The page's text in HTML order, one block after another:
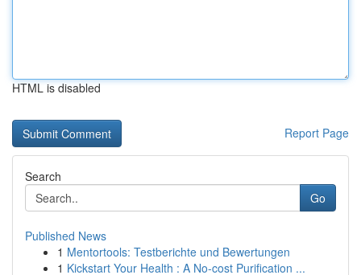
HTML is disabled
Report Page
Search
Go
Published News
1 Mentortools: Testberichte und Bewertungen
1 Kickstart Your Health : A No-cost Purification ...